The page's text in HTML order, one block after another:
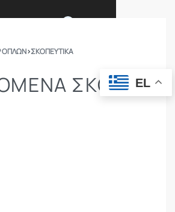
ΟΠΛΩΝ›ΣΚΟΠΕΥΤΙΚΆ
ΣΚΟΠ. EL